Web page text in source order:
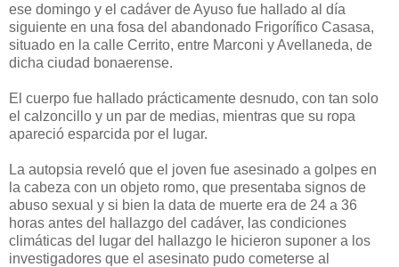
ese domingo y el cadáver de Ayuso fue hallado al día
siguiente en una fosa del abandonado Frigorífico Casasa,
situado en la calle Cerrito, entre Marconi y Avellaneda, de
dicha ciudad bonaerense.
El cuerpo fue hallado prácticamente desnudo, con tan solo
el calzoncillo y un par de medias, mientras que su ropa
apareció esparcida por el lugar.
La autopsia reveló que el joven fue asesinado a golpes en
la cabeza con un objeto romo, que presentaba signos de
abuso sexual y si bien la data de muerte era de 24 a 36
horas antes del hallazgo del cadáver, las condiciones
climáticas del lugar del hallazgo le hicieron suponer a los
investigadores que el asesinato pudo cometerse al